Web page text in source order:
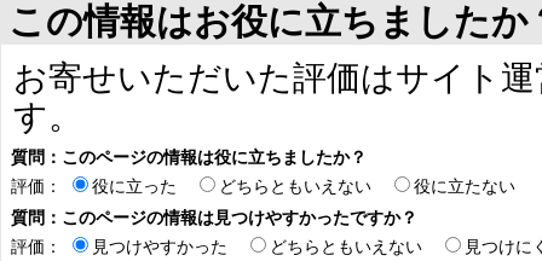
この情報はお役に立ちましたか
お寄せいただいた評価はサイト
す。
質問：このページの情報は役に立ちましたか？
評価：
役に立った どちらともいえない
役に立たない
質問：このページの情報は見つけやすかったですか？
評価：
見つけやすかった どちらともいえない 見つけに